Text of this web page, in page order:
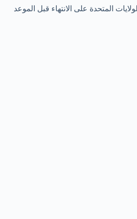
المتحدة على الانتهاء قبل الموعد